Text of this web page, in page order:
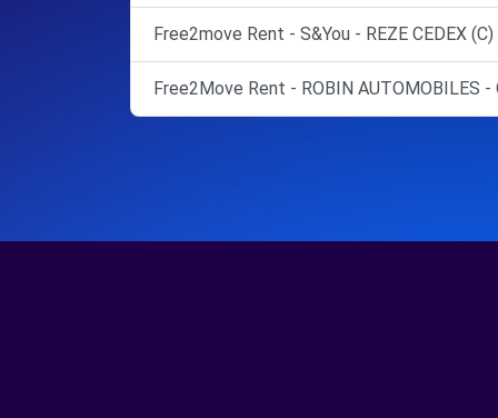
Free2move Rent - S&You - REZE CEDEX (C)
Free2Move Rent - ROBIN AUTOMOBILES -